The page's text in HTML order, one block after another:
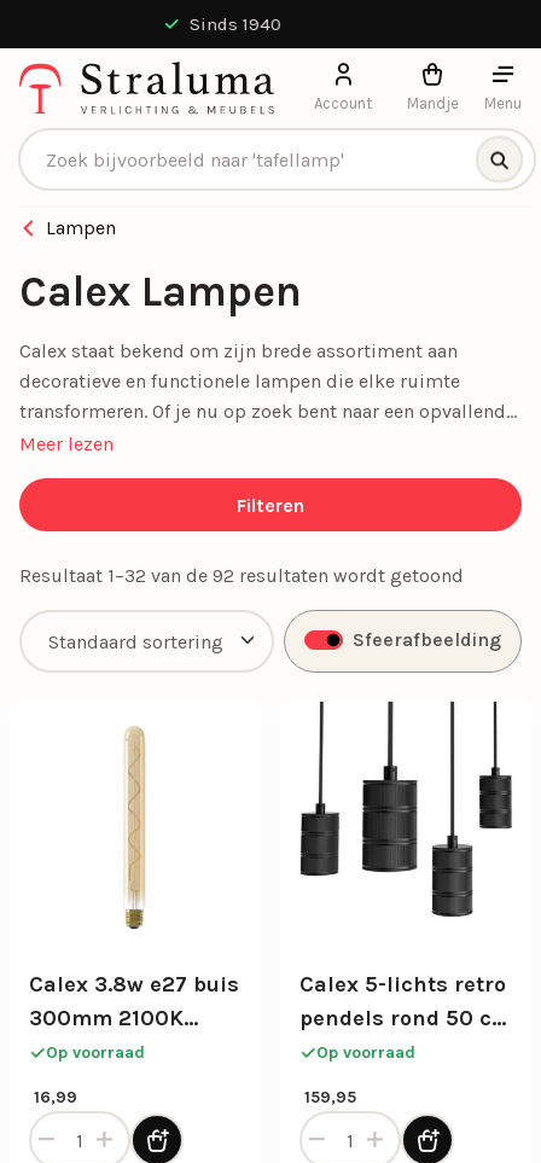
9.4 / 10 uit 13551 beoordelingen
Producten zoeken
Account Mandje Menu
Lampen
Calex Lampen
Calex staat bekend om zijn brede assortiment aan
decoratieve en functionele lampen die elke ruimte
transformeren. Of je nu op zoek bent naar een opvallende
eyecatcher of subtiele verlichting, Calex biedt het
indrukwekkende XXL-lampen, die met unieke vormen en
afwerkingen een statement maken in elk interieur.
focus op kwaliteit en toepasbaarheid, waardoor je
verzekerd bent van de juiste verlichting voor elke
situatie.
Meer lezen
Filteren
Resultaat 1–32 van de 92 resultaten wordt getoond
Sfeerafbeelding
Calex 3.8w e27 buis
300mm 2100K
dimb.
Op voorraad
16,99
Calex 3.8w e27 buis 300mm 2100K dimb. aantal
Calex 5-lichts retro
pendels rond 50 cm
zwart
Op voorraad
159,95
Calex 5-lichts retro